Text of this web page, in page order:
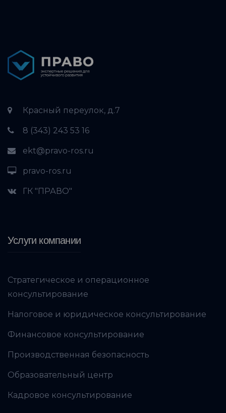
Красный переулок, д.7
8 (343) 243 53 16
ekt@pravo-ros.ru
pravo-ros.ru
ГК "ПРАВО"
Услуги компании
Стратегическое и операционное
консультирование
Налоговое и юридическое консультирование
Финансовое консультирование
Производственная безопасность
Образовательный центр
Кадровое консультирование